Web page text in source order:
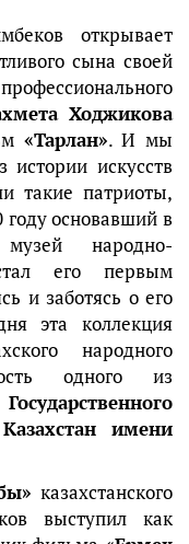
открывает
сына своей
Ходжикова
«Тарлан». И мы
искусств
такие патриоты,
году основавший в
музей народно-
его первым
и заботясь о его
эта коллекция
народного
одного из
Государственного
имени
казахстанского
выступил как